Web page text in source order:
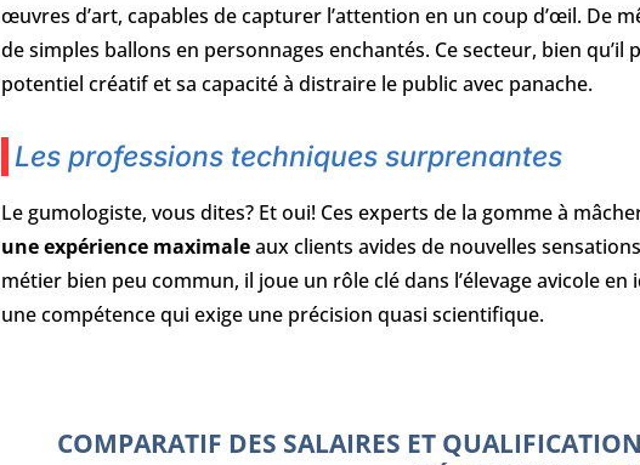
œuvres d’art, capables de capturer l’attention en un coup d’œil. De
de simples ballons en personnages enchantés. Ce secteur, bien
potentiel créatif et sa capacité à distraire le public avec panache.
Les professions techniques surprenantes
Le gumologiste, vous dites? Et oui! Ces experts de la gomme à
une expérience maximaleaux clients avides de nouvelles
métier bien peu commun, il joue un rôle clé dans l’élevage avicole
une compétence qui exige une précision quasi scientifique.
COMPARATIF DES SALAIRES ET